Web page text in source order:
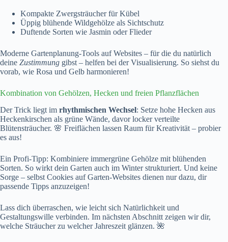
Kompakte Zwergsträucher für Kübel
Üppig blühende Wildgehölze als Sichtschutz
Duftende Sorten wie Jasmin oder Flieder
Moderne Gartenplanung-Tools auf Websites – für die du natürlich
deine Zustimmung gibst – helfen bei der Visualisierung. So siehst du
vorab, wie Rosa und Gelb harmonieren!
Kombination von Gehölzen, Hecken und freien Pflanzflächen
Der Trick liegt im rhythmischen Wechsel: Setze hohe Hecken aus
Heckenkirschen als grüne Wände, davor locker verteilte
Blütensträucher. 🌸 Freiflächen lassen Raum für Kreativität – probier
es aus!
Ein Profi-Tipp: Kombiniere immergrüne Gehölze mit blühenden
Sorten. So wirkt dein Garten auch im Winter strukturiert. Und keine
Sorge – selbst Cookies auf Garten-Websites dienen nur dazu, dir
passende Tipps anzuzeigen!
Lass dich überraschen, wie leicht sich Natürlichkeit und
Gestaltungswille verbinden. Im nächsten Abschnitt zeigen wir dir,
welche Sträucher zu welcher Jahreszeit glänzen. 🌺